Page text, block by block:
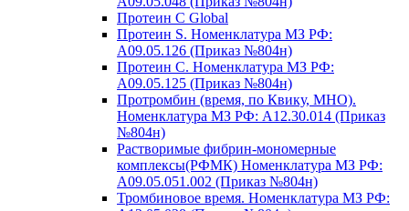
Протеин C Global
Протеин S. Номенклатура МЗ РФ:
A09.05.126 (Приказ №804н)
Протеин С. Номенклатура МЗ РФ:
A09.05.125 (Приказ №804н)
Протромбин (время, по Квику, МНО).
Номенклатура МЗ РФ: A12.30.014 (Приказ
№804н)
Растворимые фибрин-мономерные
комплексы(РФМК) Номенклатура МЗ РФ:
A09.05.051.002 (Приказ №804н)
Тромбиновое время. Номенклатура МЗ РФ: